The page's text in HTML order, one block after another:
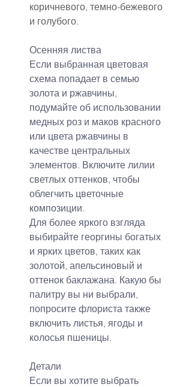
коричневого, темно-бежевого
и голубого.
Осенняя листва
Если выбранная цветовая
схема попадает в семью
золота и ржавчины,
подумайте об использовании
медных роз и маков красного
или цвета ржавчины в
качестве центральных
элементов. Включите лилии
светлых оттенков, чтобы
облегчить цветочные
композиции.
Для более яркого взгляда
выбирайте георгины богатых
и ярких цветов, таких как
золотой, апельсиновый и
оттенок баклажана. Какую бы
палитру вы ни выбрали,
попросите флориста также
включить листья, ягоды и
колосья пшеницы.
Детали
Если вы хотите выбрать